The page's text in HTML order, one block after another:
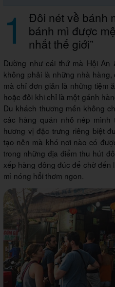
1 Đôi nét về bánh
bánh mì được
nhất thế giới”
Dường như cái thứ mà Hội
không phải là những nhà
mà chỉ đơn giản là những tiệm
hoặc đôi khi chỉ là một gánh
Du khách thương mến không
các hàng quán nhỏ nép
hương vị đặc trưng riêng biệt
tạo nên mà khó nơi nào có
trong những địa điểm thu hút
xếp hàng đông đúc để chờ đến
mì nóng hổi thơm ngon.